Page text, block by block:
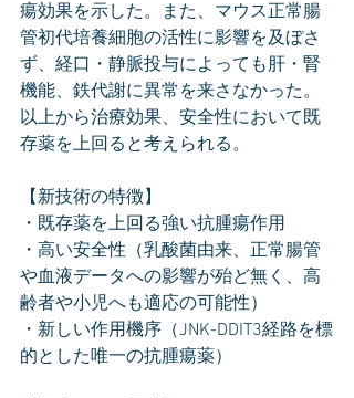
瘍効果を示した。また、マウス正常腸
管初代培養細胞の活性に影響を及ぼさ
ず、経口・静脈投与によっても肝・腎
機能、鉄代謝に異常を来さなかった。
以上から治療効果、安全性において既
存薬を上回ると考えられる。
【新技術の特徴】
・既存薬を上回る強い抗腫瘍作用
・高い安全性（乳酸菌由来、正常腸管
や血液データへの影響が殆ど無く、高
齢者や小児へも適応の可能性）
・新しい作用機序（JNK-DDIT3経路を標
的とした唯一の抗腫瘍薬）